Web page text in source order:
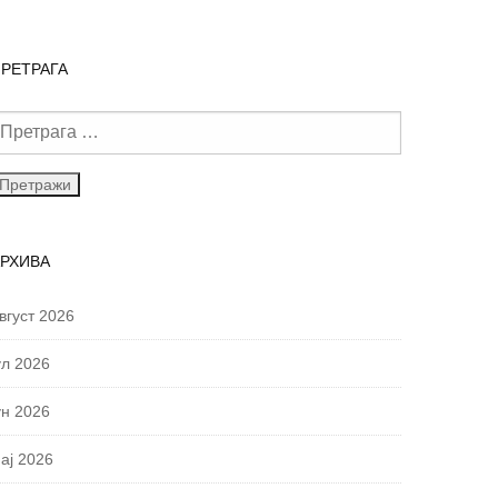
2026
2026
2026
2026